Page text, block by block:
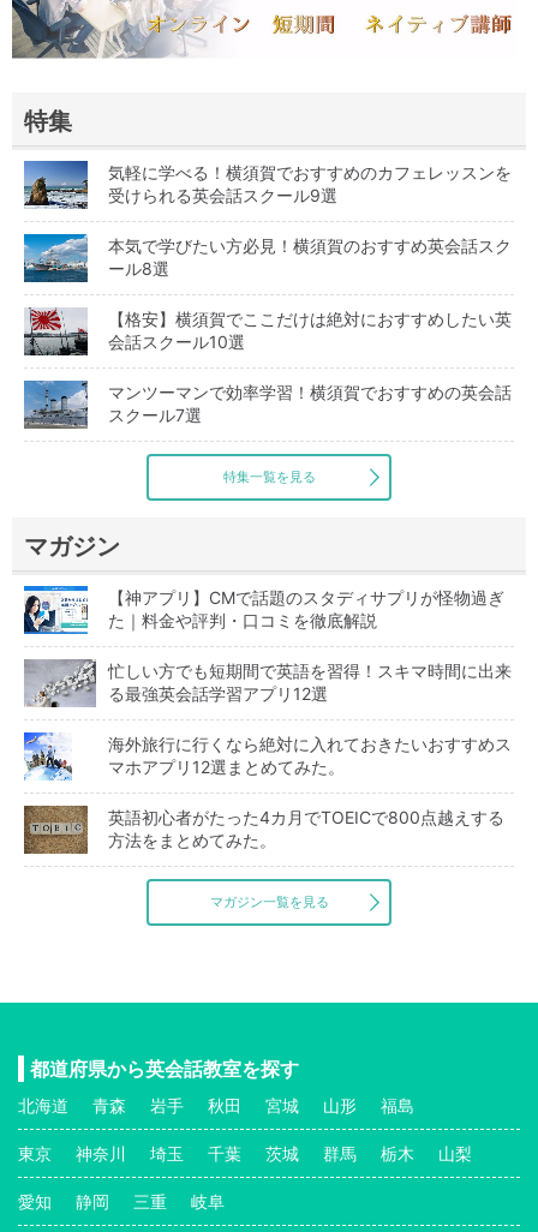
特集
気軽に学べる！横須賀でおすすめのカフェレッスンを
受けられる英会話スクール9選
本気で学びたい方必見！横須賀のおすすめ英会話スク
ール8選
【格安】横須賀でここだけは絶対におすすめしたい英
会話スクール10選
マンツーマンで効率学習！横須賀でおすすめの英会話
スクール7選
特集一覧を見る
マガジン
【神アプリ】CMで話題のスタディサプリが怪物過ぎ
た｜料金や評判・口コミを徹底解説
忙しい方でも短期間で英語を習得！スキマ時間に出来
る最強英会話学習アプリ12選
海外旅行に行くなら絶対に入れておきたいおすすめス
マホアプリ12選まとめてみた。
英語初心者がたった4カ月でTOEICで800点越えする
方法をまとめてみた。
マガジン一覧を見る
都道府県から英会話教室を探す
北海道 青森 岩手 秋田 宮城 山形 福島
東京 神奈川 埼玉 千葉 茨城 群馬 栃木 山梨
愛知 静岡 三重 岐阜